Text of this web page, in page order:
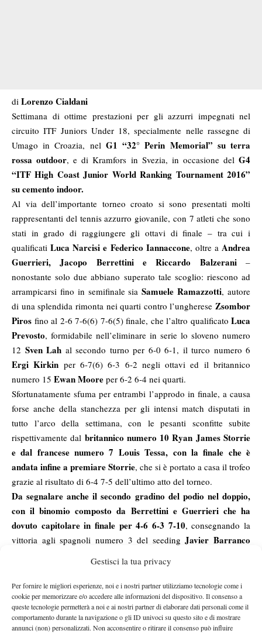
Gestisci la tua privacy
Per fornire le migliori esperienze, noi e i nostri partner utilizziamo tecnologie come i
cookie per memorizzare e/o accedere alle informazioni del dispositivo. Il consenso a
queste tecnologie permetterà a noi e ai nostri partner di elaborare dati personali come il
comportamento durante la navigazione o gli ID univoci su questo sito e di mostrare
annunci (non) personalizzati. Non acconsentire o ritirare il consenso può influire
di Lorenzo Cialdani
Settimana di ottime prestazioni per gli azzurri impegnati nel
circuito ITF Juniors Under 18, specialmente nelle rassegne di
Umago in Croazia, nel G1 “32° Perin Memorial” su terra
rossa outdoor, e di Kramfors in Svezia, in occasione delG4
“ITF High Coast Junior World Ranking Tournament 2016”
su cemento indoor.
Al via dell’importante torneo croato si sono presentati molti
rappresentanti del tennis azzurro giovanile, con 7 atleti che sono
stati in grado di raggiungere gli ottavi di finale – tra cui i
qualificatiLuca Narcisi e Federico Iannaccone, oltre a Andrea
Guerrieri, Jacopo Berrettini e Riccardo Balzerani–
nonostante solo due abbiano superato tale scoglio: riescono ad
arrampicarsi fino in semifinale siaSamuele Ramazzotti, autore
di una splendida rimonta nei quarti contro l’ungherese Zsombor
Piros fino al 2-6 7-6(6) 7-6(5) finale, che l’altro qualificato Luca
Prevosto, formidabile nell’eliminare in serie lo sloveno numero
12 Sven Lah al secondo turno per 6-0 6-1, il turco numero 6
Ergi Kirkin per 6-7(6) 6-3 6-2 negli ottavi ed il britannico
numero 15 Ewan Moore per 6-2 6-4 nei quarti.
Sfortunatamente sfuma per entrambi l’approdo in finale, a causa
forse anche della stanchezza per gli intensi match disputati in
tutto l’arco della settimana, con le pesanti sconfitte subite
rispettivamente dal britannico numero 10 Ryan James Storrie
e dal francese numero 7 Louis Tessa, con la finale che è
andata infine a premiare Storrie, che si è portato a casa il trofeo
grazie al risultato di 6-4 7-5 dell’ultimo atto del torneo.
Da segnalare anche il secondo gradino del podio nel doppio,
con il binomio composto da Berrettini e Guerrieri che ha
dovuto capitolare in finale per 4-6 6-3 7-10, consegnando la
vittoria agli spagnoli numero 3 del seedingJavier Barranco
Successo nel doppio che sfuma anche per Tatiana Pieri
giunta in finale insieme alla spagnola sua compagna di doppio
Eva Guerrero Alvarez, ha visto svanire la vittoria finale dopo la
sconfitta subita per 6-4 6-2 dalla tedescaIrina Cantos Siemers e
la svizzera Simona Waltert.